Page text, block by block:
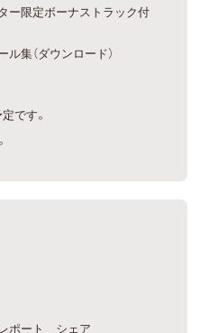
限定ボーナストラック付
集（ダウンロード）
です。
ポート シェア